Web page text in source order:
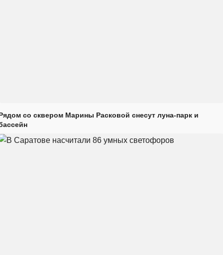
со сквером Марины Расковой снесут луна-парк и